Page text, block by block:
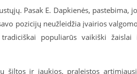
Pasak E. Dapkienės, pastebima,
pozicijų neužleidžia įvairios
populiarūs vaikiški žaislai
šiltos ir jaukios, praleistos